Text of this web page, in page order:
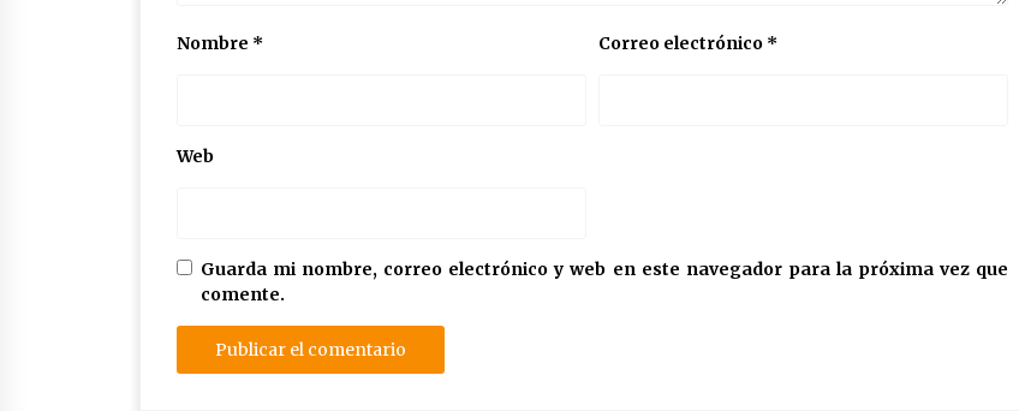
Nombre * Correo electrónico *
Web
Guarda mi nombre, correo electrónico y web en este navegador para la próxima vez que
comente.